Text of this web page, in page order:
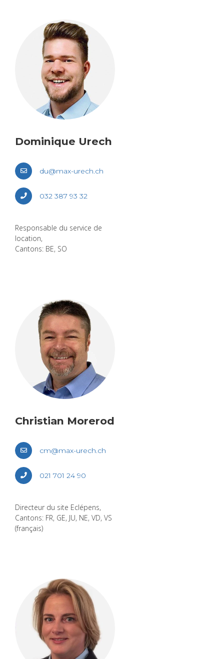
Domi­nique Urech
du@​max-​urech.​ch
032 387 93 32
Res­pon­sable du ser­vice de
loca­tion,
Can­tons: BE, SO
Chris­tian More­rod
cm@​max-​urech.​ch
021 701 24 90
Direc­teur du site Eclé­pens,
Can­tons: FR, GE, JU, NE, VD, VS
(fran­çais)